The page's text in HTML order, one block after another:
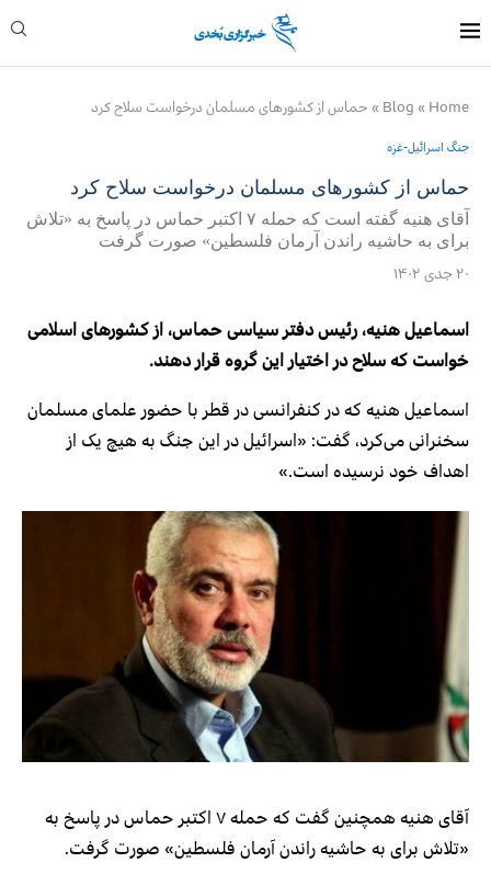
Home
»
Blog
» حماس از کشورهای مسلمان درخواست سلاح کرد
جنگ اسرائیل-غزه
حماس از کشورهای مسلمان درخواست سلاح کرد
آقای هنیه گفته است که حمله ۷ اکتبر حماس در پاسخ به «تلاش
برای به حاشیه راندن آرمان فلسطین» صورت گرفت
۲۰ جدی ۱۴۰۲
اسماعیل هنیه، رئیس دفتر سیاسی حماس، از کشورهای اسلامی
خواست که سلاح در اختیار این گروه قرار دهند.
اسماعیل هنیه که در کنفرانسی در قطر با حضور علمای مسلمان
سخنرانی می‌کرد، گفت: «اسرائیل در این جنگ به هیچ یک از
اهداف خود نرسیده است.»
آقای هنیه همچنین گفت که حمله ۷ اکتبر حماس در پاسخ به
«تلاش برای به حاشیه راندن آرمان فلسطین» صورت گرفت.